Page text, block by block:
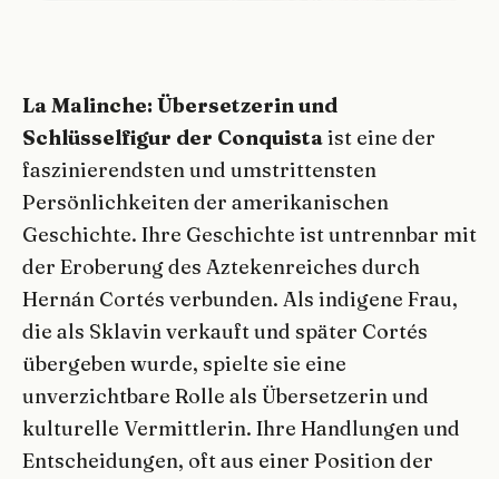
La Malinche: Übersetzerin und
Schlüsselfigur der Conquistaist eine der
faszinierendsten und umstrittensten
Persönlichkeiten der amerikanischen
Geschichte. Ihre Geschichte ist untrennbar mit
der Eroberung des Aztekenreiches durch
Hernán Cortés verbunden. Als indigene Frau,
die als Sklavin verkauft und später Cortés
übergeben wurde, spielte sie eine
unverzichtbare Rolle als Übersetzerin und
kulturelle Vermittlerin. Ihre Handlungen und
Entscheidungen, oft aus einer Position der